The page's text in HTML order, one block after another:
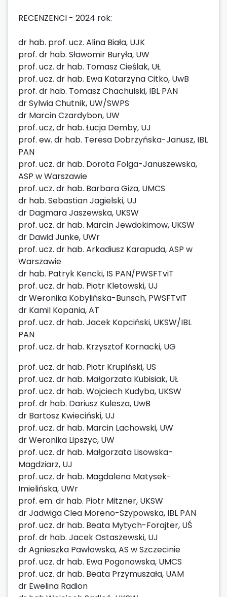
RECENZENCI - 2024 rok:
dr hab. prof. ucz. Alina Biała, UJK
prof. dr hab. Sławomir Buryła, UW
prof. ucz. dr hab. Tomasz Cieślak, UŁ
prof. ucz. dr hab. Ewa Katarzyna Citko, UwB
prof. dr hab. Tomasz Chachulski, IBL PAN
dr Sylwia Chutnik, UW/SWPS
dr Marcin Czardybon, UW
prof. ucz, dr hab. Łucja Demby, UJ
prof. ew. dr hab. Teresa Dobrzyńska-Janusz, IBL
PAN
prof. ucz. dr hab. Dorota Folga-Januszewska,
ASP w Warszawie
prof. ucz. dr hab. Barbara Giza, UMCS
dr hab. Sebastian Jagielski, UJ
dr Dagmara Jaszewska, UKSW
prof. ucz. dr hab. Marcin Jewdokimow, UKSW
dr Dawid Junke, UWr
prof. ucz. dr hab. Arkadiusz Karapuda, ASP w
Warszawie
dr hab. Patryk Kencki, IS PAN/PWSFTviT
prof. ucz. dr hab. Piotr Kletowski, UJ
dr Weronika Kobylińska-Bunsch, PWSFTviT
dr Kamil Kopania, AT
prof. ucz. dr hab. Jacek Kopciński, UKSW/IBL
PAN
prof. ucz. dr hab. Krzysztof Kornacki, UG
prof. ucz. dr hab. Piotr Krupiński, US
prof. ucz. dr hab. Małgorzata Kubisiak, UŁ
prof. ucz. dr hab. Wojciech Kudyba, UKSW
prof. dr hab. Dariusz Kulesza, UwB
dr Bartosz Kwieciński, UJ
prof. ucz. dr hab. Marcin Lachowski, UW
dr Weronika Lipszyc, UW
prof. ucz. dr hab. Małgorzata Lisowska-
Magdziarz, UJ
prof. ucz. dr hab. Magdalena Matysek-
Imielińska, UWr
prof. em. dr hab. Piotr Mitzner, UKSW
dr Jadwiga Clea Moreno-Szypowska, IBL PAN
prof. ucz. dr hab. Beata Mytych-Forajter, UŚ
prof. dr hab. Jacek Ostaszewski, UJ
dr Agnieszka Pawłowska, AS w Szczecinie
prof. ucz. dr hab. Ewa Pogonowska, UMCS
prof. ucz. dr hab. Beata Przymuszała, UAM
dr Ewelina Radion